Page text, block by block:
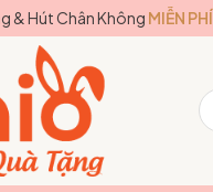
& Hút Chân Không MIỄN PHÍ